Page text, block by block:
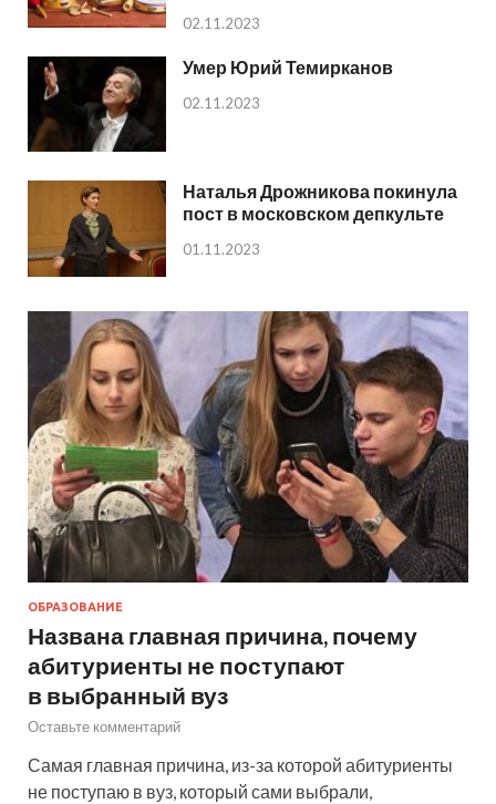
02.11.2023
Умер Юрий Темирканов
02.11.2023
Наталья Дрожникова покинула
пост в московском депкульте
01.11.2023
ОБРАЗОВАНИЕ
Названа главная причина, почему
абитуриенты не поступают
в выбранный вуз
Оставьте комментарий
Самая главная причина, из-за которой абитуриенты
не поступаю в вуз, который сами выбрали,